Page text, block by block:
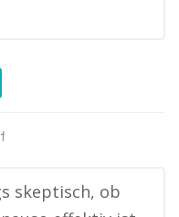
skeptisch, ob